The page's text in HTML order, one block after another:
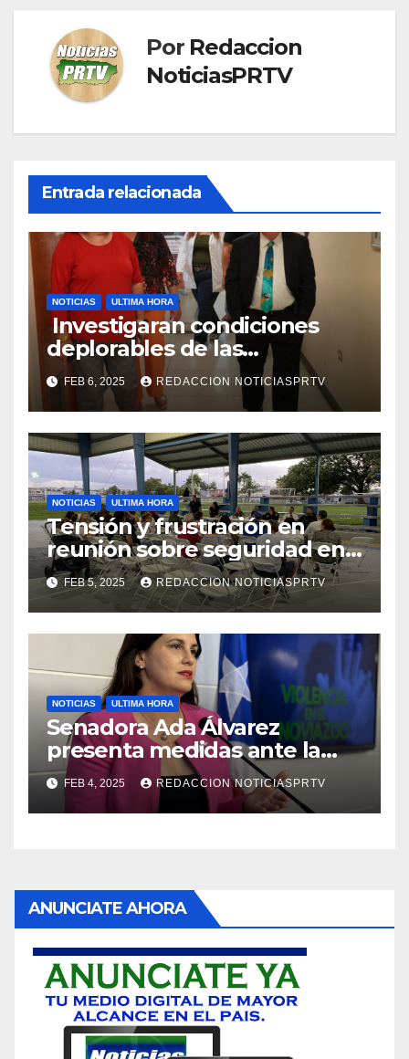
Por Redaccion
NoticiasPRTV
Entrada relacionada
NOTICIAS ULTIMA HORA
Investigaran condiciones
deplorables de las
facilidades el Departamento
de la Salud en Mayagüez
FEB 6, 2025 REDACCION NOTICIASPRTV
NOTICIAS ULTIMA HORA
Tensión y frustración en
reunión sobre seguridad en
Reparto Metropolitano
FEB 5, 2025 REDACCION NOTICIASPRTV
NOTICIAS ULTIMA HORA
Senadora Ada Álvarez
presenta medidas ante la
violencia en el noviazgo
FEB 4, 2025 REDACCION NOTICIASPRTV
ANUNCIATE AHORA